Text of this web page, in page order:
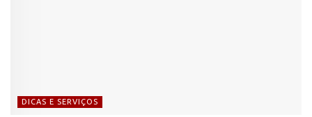
DICAS E SERVIÇOS